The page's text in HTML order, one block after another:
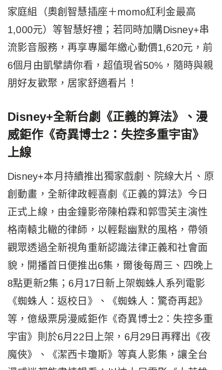
家庭組（奧創智慧插座＋momo紅利金最高
1,000元）等智慧好禮；若同時加購Disney+串
流影音服務，再享專屬年繳心動價1,620元，前
6個月由凱擘請你看，超值現省50%，隨時與親
朋好友歡聚，居家舒適看片！
Disney+全新台劇《正義的算法》、漫
威鉅作《奇異博士2：失控多重宇宙》
上線
Disney+本月持續推出獨家戲劇、院線大片、原
創動畫，全新律政輕喜劇《正義的算法》今日
正式上線，由金鐘影帝陳柏霖和郭雪芙主演性
格南轅北轍的律師，以輕鬆幽默的風格，帶領
觀眾透過全新視角重新認識法律正義和社會面
貌，開播首日便推出6集，爾後每周三、四晚上
8點更新2集；6月17日新上架蜘蛛人系列電影
《蜘蛛人：返校日》、《蜘蛛人：驚奇再起》
等，億級票房漫威鉅作《奇異博士2：失控多重
宇宙》則於6月22日上架，6月29日再釋出《夜
魔俠》、《潔西卡瓊斯》等真人影集，讓全台